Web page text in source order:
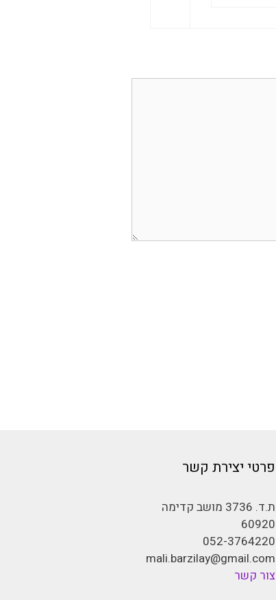
פרטי יצירת קשר
ת.ד. 3736 מושב קדימה
60920
052-3764220
mali.barzilay@gmail.com
צור קשר